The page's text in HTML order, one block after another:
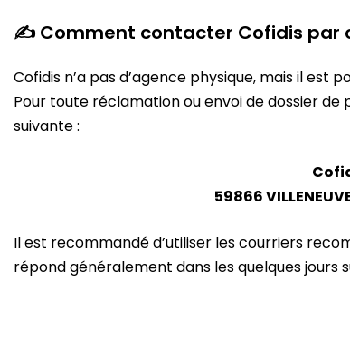
✍ Comment contacter Cofidis par
Cofidis n’a pas d’agence physique, mais il
Pour toute réclamation ou envoi de dossier
suivante :
59866
Il est recommandé d’utiliser les courriers
répond généralement dans les quelques jours